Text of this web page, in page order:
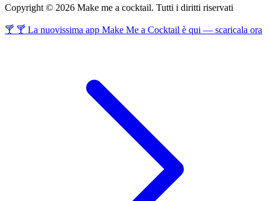
Copyright © 2026 Make me a cocktail. Tutti i diritti riservati
🍸 🍸 La nuovissima app Make Me a Cocktail è qui — scaricala ora